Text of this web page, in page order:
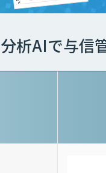
析AIで与信